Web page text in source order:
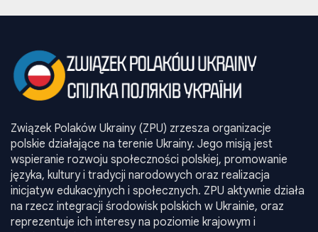
Związek Polaków Ukrainy (ZPU) zrzesza organizacje
polskie działające na terenie Ukrainy. Jego misją jest
wspieranie rozwoju społeczności polskiej, promowanie
języka, kultury i tradycji narodowych oraz realizacja
inicjatyw edukacyjnych i społecznych. ZPU aktywnie działa
na rzecz integracji środowisk polskich w Ukrainie, oraz
reprezentuje ich interesy na poziomie krajowym i